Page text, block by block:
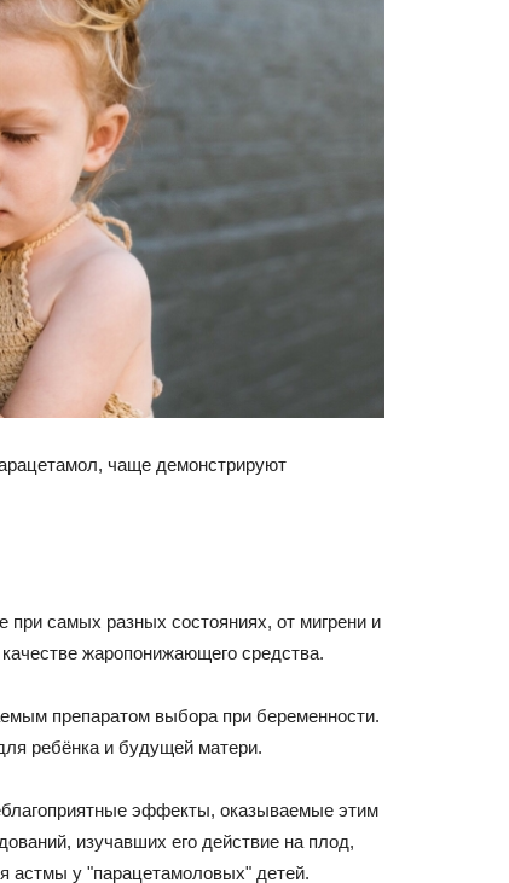
чаще демонстрируют
самых разных состояниях, от мигрени и
жаропонижающего средства.
препаратом выбора при беременности.
ребёнка и будущей матери.
эффекты, оказываемые этим
изучавших его действие на плод,
астмы у "парацетамоловых" детей.